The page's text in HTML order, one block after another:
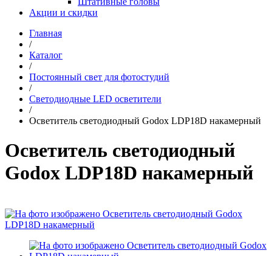
Акции и скидки
Главная
/
Каталог
/
Постоянный свет для фотостудий
/
Светодиодные LED осветители
/
Осветитель светодиодный Godox LDP18D накамерный
Осветитель светодиодный
Godox LDP18D накамерный